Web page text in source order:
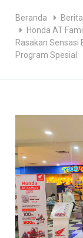
Beranda Berita
Honda AT
Rasakan
Program Spesial